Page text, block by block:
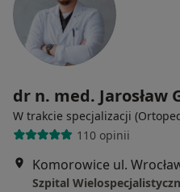
dr n. med. Jarosław
W trakcie specjalizacji
110 opinii
Komorowice ul.
Szpital